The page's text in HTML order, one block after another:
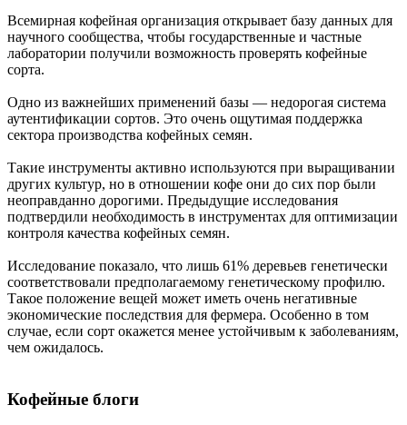
Всемирная кофейная организация открывает базу данных для
научного сообщества, чтобы государственные и частные
лаборатории получили возможность проверять кофейные
сорта.
Одно из важнейших применений базы — недорогая система
аутентификации сортов. Это очень ощутимая поддержка
сектора производства кофейных семян.
Такие инструменты активно используются при выращивании
других культур, но в отношении кофе они до сих пор были
неоправданно дорогими. Предыдущие исследования
подтвердили необходимость в инструментах для оптимизации
контроля качества кофейных семян.
Исследование показало, что лишь 61% деревьев генетически
соответствовали предполагаемому генетическому профилю.
Такое положение вещей может иметь очень негативные
экономические последствия для фермера. Особенно в том
случае, если сорт окажется менее устойчивым к заболеваниям,
чем ожидалось.
Кофейные блоги